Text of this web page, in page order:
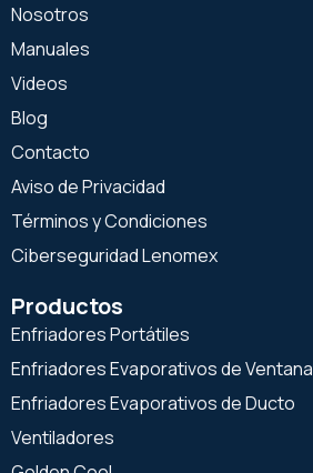
Nosotros
Manuales
Videos
Blog
Contacto
Aviso de Privacidad
Términos y Condiciones
Ciberseguridad Lenomex
Productos
Enfriadores Portátiles
Enfriadores Evaporativos de Ventana
Enfriadores Evaporativos de Ducto
Ventiladores